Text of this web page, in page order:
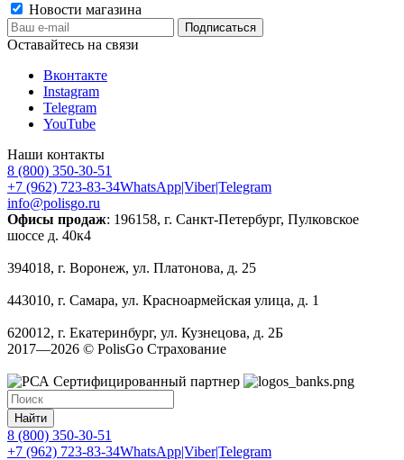
Новости магазина
Оставайтесь на связи
Вконтакте
Instagram
Telegram
YouTube
Наши контакты
8 (800) 350-30-51
+7 (962) 723-83-34WhatsApp|Viber|Telegram
info@polisgo.ru
Офисы продаж: 196158, г. Санкт-Петербург, Пулковское
шоссе д. 40к4
394018, г. Воронеж, ул. Платонова, д. 25
443010, г. Самара, ул. Красноармейская улица, д. 1
620012, г. Екатеринбург, ул. Кузнецова, д. 2Б
2017—2026 © PolisGo Страхование
Найти
8 (800) 350-30-51
+7 (962) 723-83-34WhatsApp|Viber|Telegram